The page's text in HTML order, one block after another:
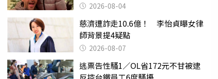
2026-08-04
慈濟遭詐走10.6億！ 李怡貞曝女律
師背景提4疑點
2026-08-07
逃票告性騷1／OL省172元不甘被逮